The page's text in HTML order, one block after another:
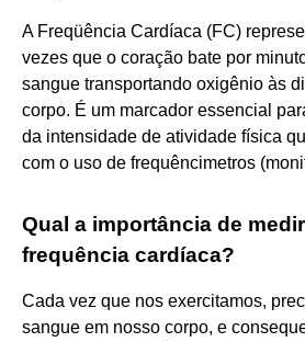
A Freqüência Cardíaca (FC)
vezes que o coração bate por
sangue transportando oxigênio às
corpo. É um marcador essencial
da intensidade de atividade física
com o uso de frequêncimetros
Qual a importância de
frequência cardíaca?
Cada vez que nos exercitamos,
sangue em nosso corpo, e